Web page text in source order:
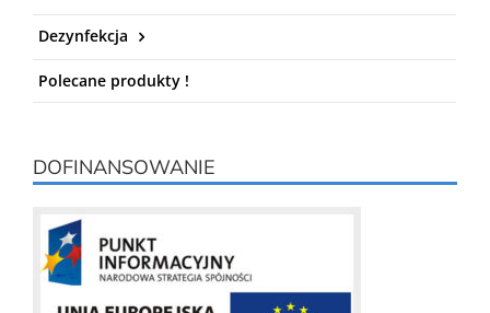
Dezynfekcja
Polecane produkty !
DOFINANSOWANIE